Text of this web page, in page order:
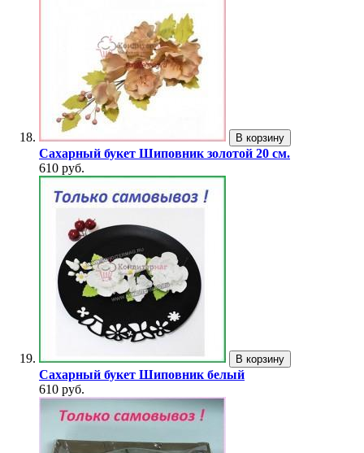
В корзину
Сахарный букет Шиповник золотой 20 см.
610 руб.
В корзину
Сахарный букет Шиповник белый
610 руб.